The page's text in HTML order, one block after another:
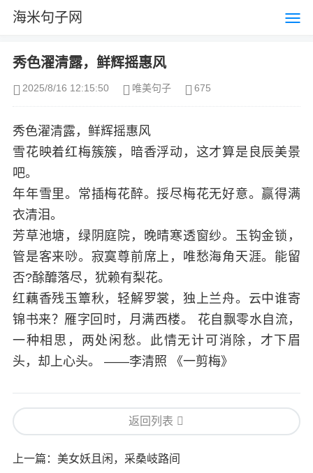
海米句子网
秀色濯清露，鲜辉摇惠风
2025/8/16 12:15:50 唯美句子 675
秀色濯清露，鲜辉摇惠风
雪花映着红梅簇簇，暗香浮动，这才算是良辰美景
吧。
年年雪里。常插梅花醉。挼尽梅花无好意。赢得满
衣清泪。
芳草池塘，绿阴庭院，晚晴寒透窗纱。玉钩金锁，
管是客来唦。寂寞尊前席上，唯愁海角天涯。能留
否?酴釄落尽，犹赖有梨花。
红藕香残玉簟秋，轻解罗裳，独上兰舟。云中谁寄
锦书来？雁字回时，月满西楼。 花自飘零水自流，
一种相思，两处闲愁。此情无计可消除，才下眉
头，却上心头。 ――李清照 《一剪梅》
返回列表
上一篇： 美女妖且闲，采桑岐路间